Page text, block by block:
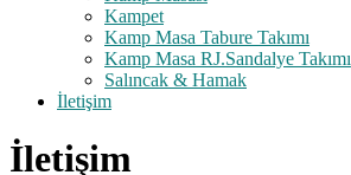
Kampet
Kamp Masa Tabure Takımı
Kamp Masa RJ.Sandalye Takımı
Salıncak & Hamak
İletişim
İletişim